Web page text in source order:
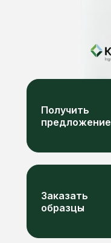
Получить
предложение
Заказать
образцы